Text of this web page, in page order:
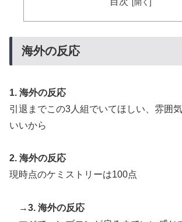
が上なの？」
▶ 潔癖症の人って体の中にうんことおし
▶ 外国人「初めてトラウマになった日本の
何？」
▶
韓国人「手術中に震度6強の地震、その
た」「こういう姿は韓国も見習わないと
なら日本だけではなく韓国の医療関係者
▶ スポーツ選手の最新CMギャラランキン
海外の反応
1. 海外の反応
引退までこの3人組でいてほしい、雰囲
いいから
2. 海外の反応
現時点のケミストリーは100点
→3. 海外の反応